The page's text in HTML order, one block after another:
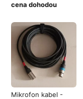
cena dohodou
Mikrofon kabel -